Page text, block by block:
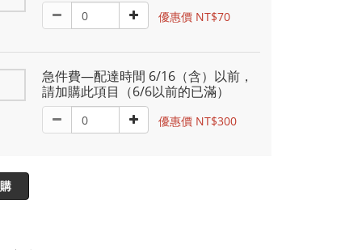
優惠價 NT$70
急件費—配達時間 6/16（含）以前，
請加購此項目（6/6以前的已滿）
優惠價 NT$300